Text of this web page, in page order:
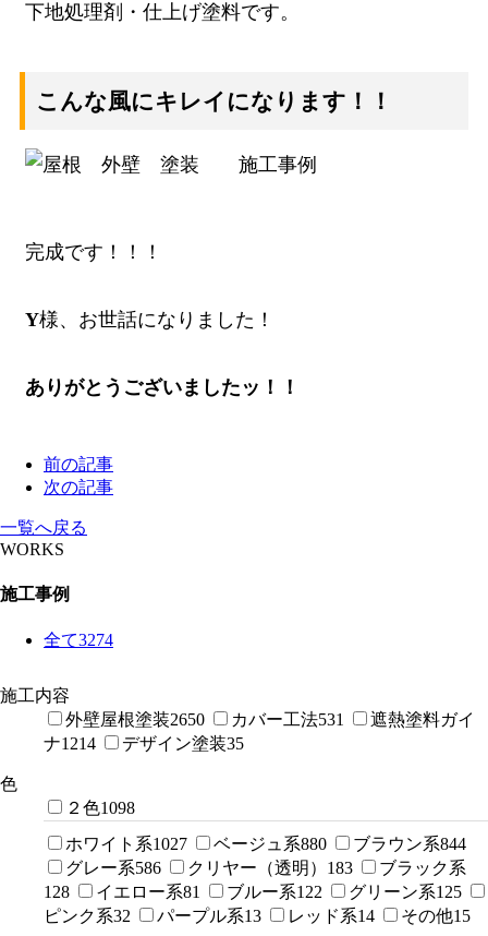
下地処理剤・仕上げ塗料です。
こんな風にキレイになります！！
完成です！！！
Y様、お世話になりました！
ありがとうございましたッ！！
前の記事
次の記事
一覧へ戻る
WORKS
施工事例
全て3274
施工内容
外壁屋根塗装2650 カバー工法531
遮熱塗料ガイ
ナ1214 デザイン塗装35
色
２色1098
ホワイト系1027 ベージュ系880 ブラウン系844
グレー系586 クリヤー（透明） 183
ブラック系
128
イエロー系81 ブルー系122 グリーン系125
ピンク系32 パープル系13 レッド系14 その他15